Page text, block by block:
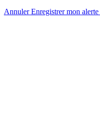
AnnulerEnregistrer mon alerte